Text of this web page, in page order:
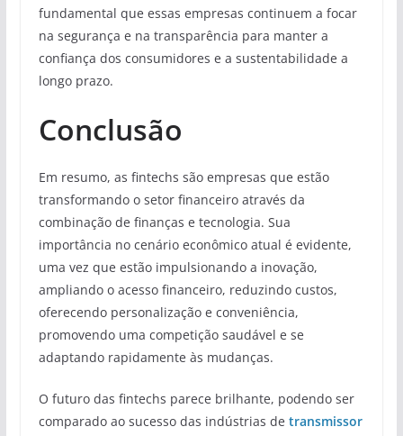
fundamental que essas empresas continuem a focar
na segurança e na transparência para manter a
confiança dos consumidores e a sustentabilidade a
longo prazo.
Conclusão
Em resumo, as fintechs são empresas que estão
transformando o setor financeiro através da
combinação de finanças e tecnologia. Sua
importância no cenário econômico atual é evidente,
uma vez que estão impulsionando a inovação,
ampliando o acesso financeiro, reduzindo custos,
oferecendo personalização e conveniência,
promovendo uma competição saudável e se
adaptando rapidamente às mudanças.
O futuro das fintechs parece brilhante, podendo ser
comparado ao sucesso das indústrias de transmissor